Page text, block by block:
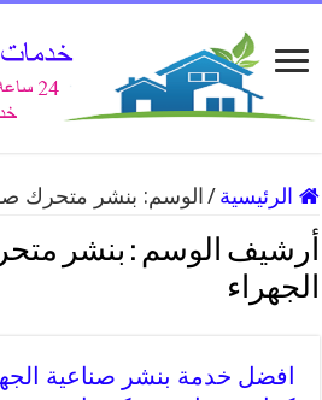
الرئيسية / الوسم: بنشر متحرك
أرشيف الوسم : بنشر
الجهراء